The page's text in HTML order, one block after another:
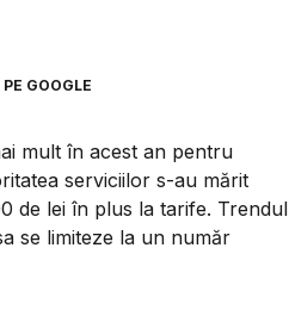
GOOGLE
mult în acest an pentru
serviciilor s-au mărit
de lei în plus la tarife. Trendul
se limiteze la un număr